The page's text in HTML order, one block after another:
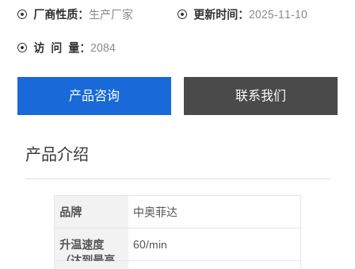
炉管尺寸:外径60mm*管长700～1200mm，壁厚3mm
恒温区长:150mm～220mm
炉管材质:石英管
厂商性质： 生产厂家 更新时间： 2025-11-10
访 问 量：2084
产品咨询 联系我们
产品介绍
品牌 中奥菲达
升温速度
（达到最高
60/min